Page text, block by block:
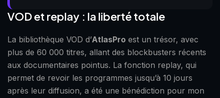
VOD et replay : la liberté totale
La bibliothèque VOD d’AtlasPro est un trésor, avec
plus de 60 000 titres, allant des blockbusters récents
aux documentaires pointus. La fonction replay, qui
permet de revoir les programmes jusqu’à 10 jours
après leur diffusion, a été une bénédiction pour mon